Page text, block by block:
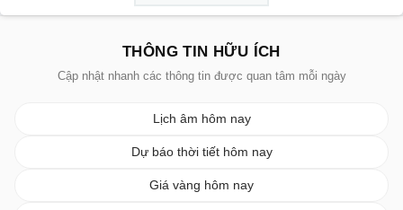
THÔNG TIN HỮU ÍCH
Cập nhật nhanh các thông tin được quan tâm mỗi ngày
Lịch âm hôm nay
Dự báo thời tiết hôm nay
Giá vàng hôm nay